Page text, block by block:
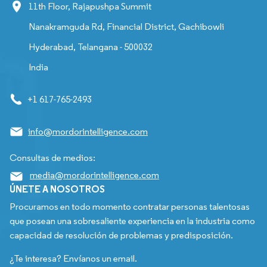
11th Floor, Rajapushpa Summit
Nanakramguda Rd, Financial District, Gachibowli
Hyderabad, Telangana - 500032
India
+1 617-765-2493
info@mordorintelligence.com
Consultas de medios:
media@mordorintelligence.com
ÚNETE A NOSOTROS
Procuramos en todo momento contratar personas talentosas
que posean una sobresaliente experiencia en la industria como
capacidad de resolución de problemas y predisposición.
¿Te interesa? Envíanos un email.